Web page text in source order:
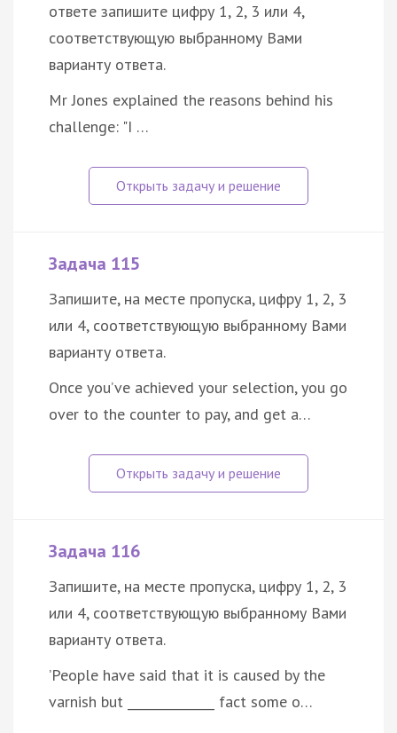
ответе запишите цифру 1, 2, 3 или 4,
соответствующую выбранному Вами
варианту ответа.
Mr Jones explained the reasons behind his
challenge: "I …
Задача 115
Запишите, на месте пропуска, цифру 1, 2, 3
или 4, соответствующую выбранному Вами
варианту ответа.
Once you’ve achieved your selection, you go
over to the counter to pay, and get a…
Задача 116
Запишите, на месте пропуска, цифру 1, 2, 3
или 4, соответствующую выбранному Вами
варианту ответа.
’People have said that it is caused by the
varnish but ______________ fact some o…